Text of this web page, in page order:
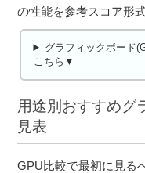
の性能を参考スコア形
グラフィックボード
こちら▼
用途別おすすめグ
見表
GPU比較で最初に見る